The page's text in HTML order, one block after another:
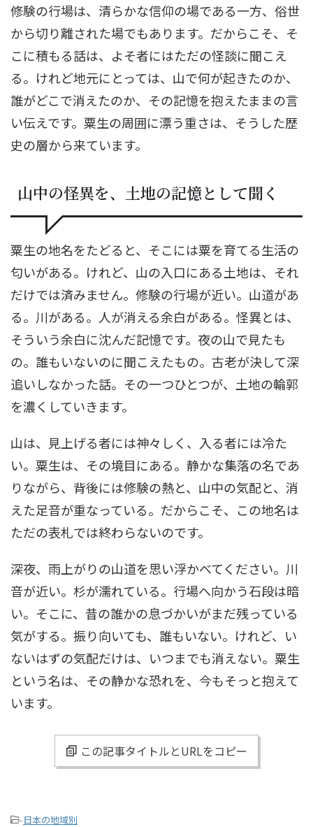
修験の行場は、清らかな信仰の場である一方、俗世
から切り離された場でもあります。だからこそ、そ
こに積もる話は、よそ者にはただの怪談に聞こえ
る。けれど地元にとっては、山で何が起きたのか、
誰がどこで消えたのか、その記憶を抱えたままの言
い伝えです。粟生の周囲に漂う重さは、そうした歴
史の層から来ています。
山中の怪異を、土地の記憶として聞く
粟生の地名をたどると、そこには粟を育てる生活の
匂いがある。けれど、山の入口にある土地は、それ
だけでは済みません。修験の行場が近い。山道があ
る。川がある。人が消える余白がある。怪異とは、
そういう余白に沈んだ記憶です。夜の山で見たも
の。誰もいないのに聞こえたもの。古老が決して深
追いしなかった話。その一つひとつが、土地の輪郭
を濃くしていきます。
山は、見上げる者には神々しく、入る者には冷た
い。粟生は、その境目にある。静かな集落の名であ
りながら、背後には修験の熱と、山中の気配と、消
えた足音が重なっている。だからこそ、この地名は
ただの表札では終わらないのです。
深夜、雨上がりの山道を思い浮かべてください。川
音が近い。杉が濡れている。行場へ向かう石段は暗
い。そこに、昔の誰かの息づかいがまだ残っている
気がする。振り向いても、誰もいない。けれど、い
ないはずの気配だけは、いつまでも消えない。粟生
という名は、その静かな恐れを、今もそっと抱えて
います。
この記事タイトルとURLをコピー
-日本の地域別